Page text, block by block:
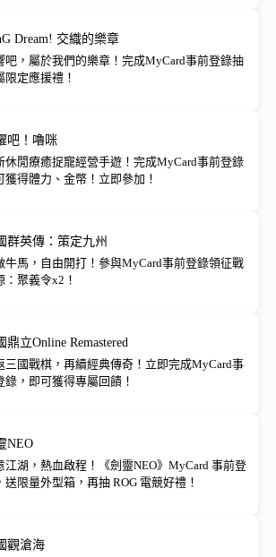
Dream! 交織的樂章
吧，屬於我們的樂章！完成MyCard事前登錄抽
限定應援禮！
吧！嚕咪
休閒療癒捉寵經營手遊！完成MyCard事前登錄
獲得體力、金幣！立即參加！
群英傳：策定九州
牛馬，自由開打！參與MyCard事前登錄領征戰
：聚義令x2！
鼎立Online Remastered
三國戰棋，再續經典傳奇！立即完成MyCard事
錄，即可獲得專屬回饋！
NEO
江湖，熱血啟程！《劍靈NEO》MyCard 事前登
送限量外型箱，再抽 ROG 電競好禮！
觀滄海